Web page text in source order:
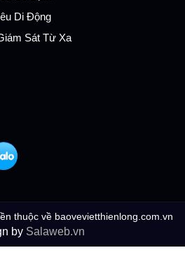
Di Động
Sát Từ Xa
thuộc về baovevietthienlong.com.vn
by Salaweb.vn